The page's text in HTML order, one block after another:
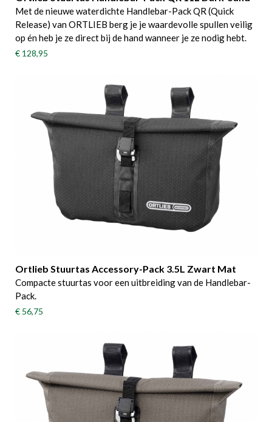
Met de nieuwe waterdichte Handlebar-Pack QR (Quick
Release) van ORTLIEB berg je je waardevolle spullen veilig
op én heb je ze direct bij de hand wanneer je ze nodig hebt.
€ 128,95
Ortlieb Stuurtas Accessory-Pack 3.5L Zwart Mat
Compacte stuurtas voor een uitbreiding van de Handlebar-
Pack.
€ 56,75